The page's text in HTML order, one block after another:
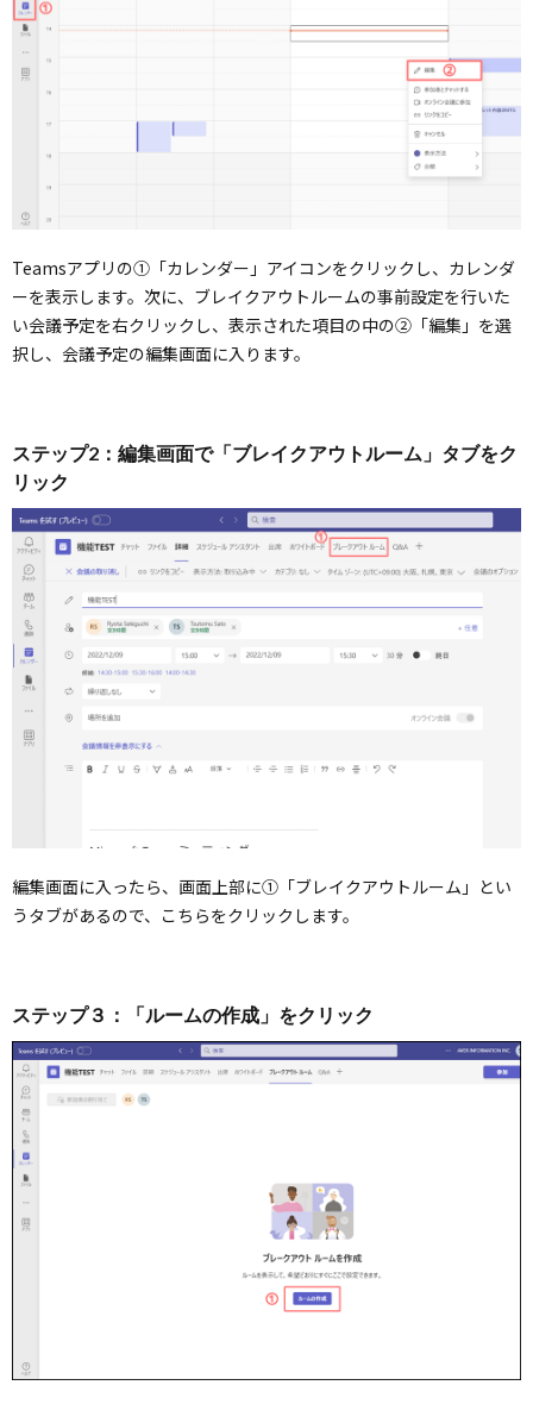
Teamsアプリの①「カレンダー」アイコンをクリックし、カレンダ
ーを表示します。次に、ブレイクアウトルームの事前設定を行いた
い会議予定を右クリックし、表示された項目の中の②「編集」を選
択し、会議予定の編集画面に入ります。
ステップ2：編集画面で「ブレイクアウトルーム」タブをク
リック
編集画面に入ったら、画面上部に①「ブレイクアウトルーム」とい
うタブがあるので、こちらをクリックします。
ステップ３：「ルームの作成」をクリック